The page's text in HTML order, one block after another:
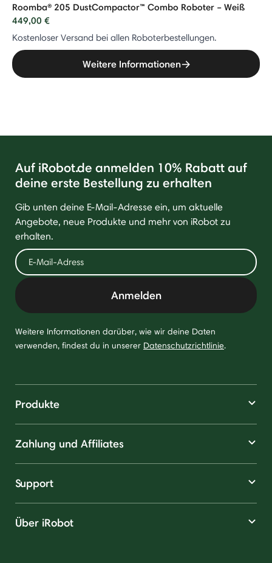
Roomba® 205 DustCompactor™ Combo Roboter – Weiß
449,00 €
Kostenloser Versand bei allen Roboterbestellungen.
Weitere Informationen
Auf iRobot.de anmelden 10% Rabatt auf
deine erste Bestellung zu erhalten
Gib unten deine E-Mail-Adresse ein, um aktuelle
Angebote, neue Produkte und mehr von iRobot zu
erhalten.
Anmelden
Weitere Informationen darüber, wie wir deine Daten
verwenden, findest du in unserer Datenschutzrichtlinie.
Produkte
Zahlung und Affiliates
Support
Über iRobot